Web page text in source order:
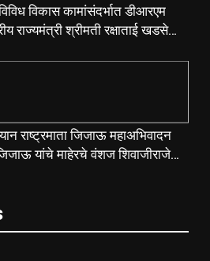
विकास कामांसंदर्भात डीआरएम
राज्यमंत्री श्रीमती रक्षाताई खडसे
राष्ट्रमाता जिजाऊ महाअभिवादन
यांचे माहेरचे वंशज शिवाजीराजे
ऐतिहासिक यात्रा